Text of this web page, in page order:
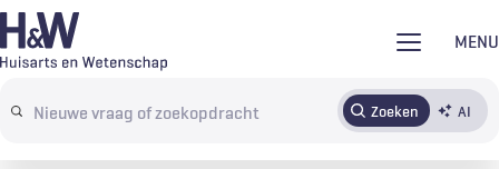
Overslaan
en
de
MENU
Search
terms
Zoeken AI
AbonnerenTijdschrift Inloggen